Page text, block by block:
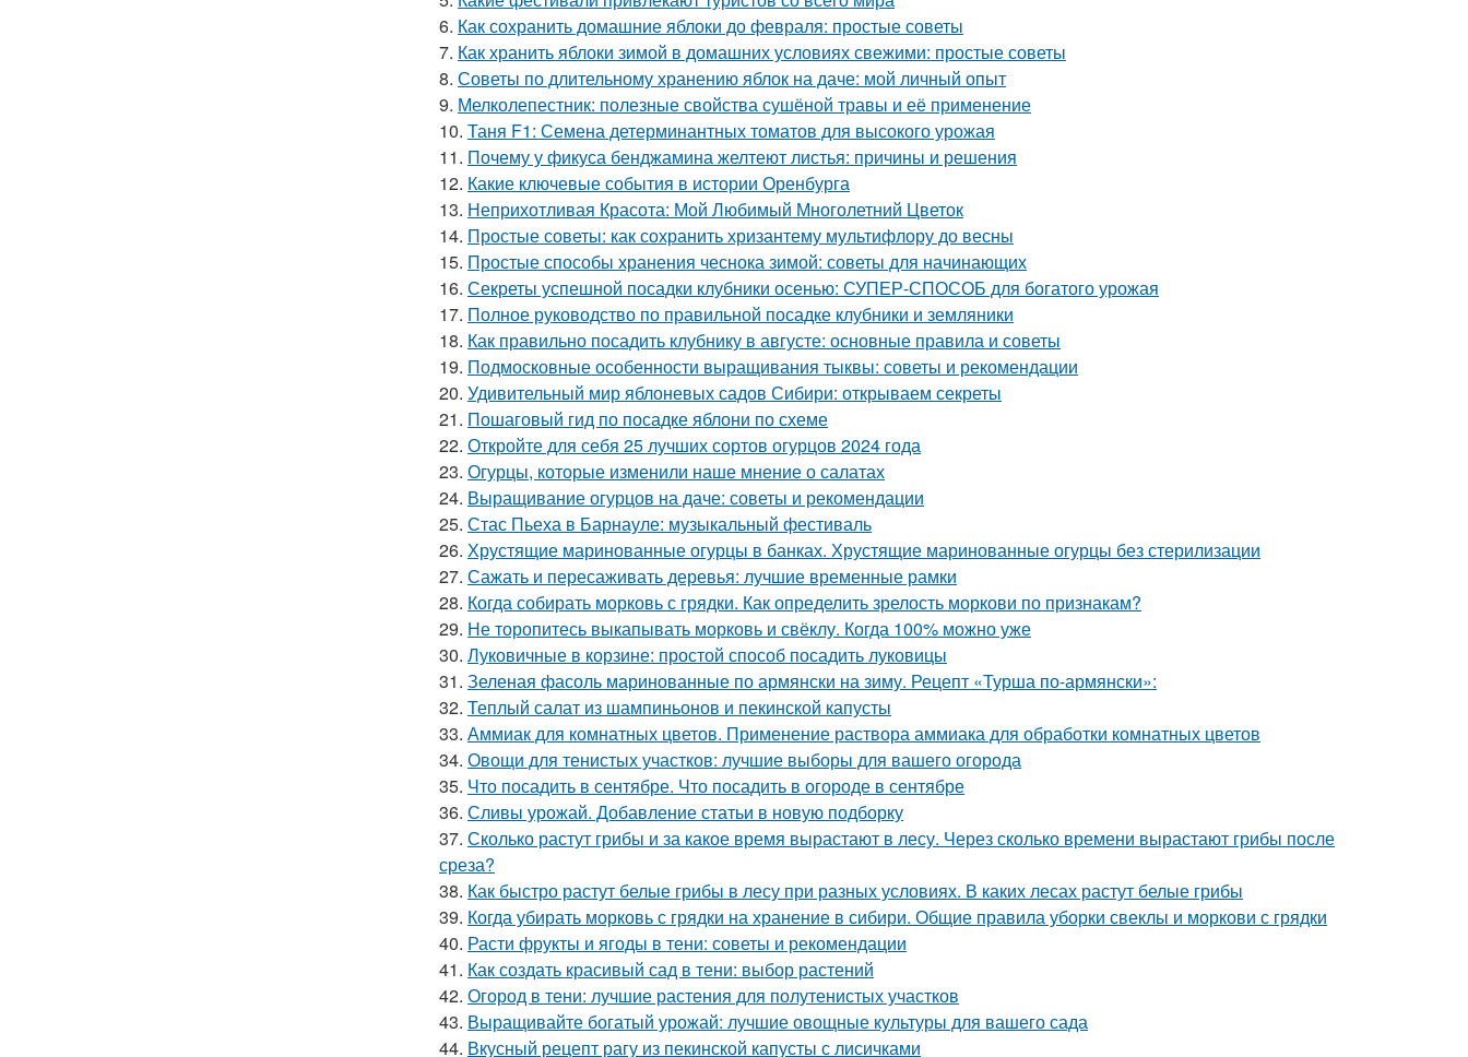
6. Как сохранить домашние яблоки до февраля: простые советы
7. Как хранить яблоки зимой в домашних условиях свежими: простые советы
8. Советы по длительному хранению яблок на даче: мой личный опыт
9. Мелколепестник: полезные свойства сушёной травы и её применение
10. Таня F1: Семена детерминантных томатов для высокого урожая
11. Почему у фикуса бенджамина желтеют листья: причины и решения
12. Какие ключевые события в истории Оренбурга
13. Неприхотливая Красота: Мой Любимый Многолетний Цветок
14. Простые советы: как сохранить хризантему мультифлору до весны
15. Простые способы хранения чеснока зимой: советы для начинающих
16. Секреты успешной посадки клубники осенью: СУПЕР-СПОСОБ для богатого урожая
17. Полное руководство по правильной посадке клубники и земляники
18. Как правильно посадить клубнику в августе: основные правила и советы
19. Подмосковные особенности выращивания тыквы: советы и рекомендации
20. Удивительный мир яблоневых садов Сибири: открываем секреты
21. Пошаговый гид по посадке яблони по схеме
22. Откройте для себя 25 лучших сортов огурцов 2024 года
23. Огурцы, которые изменили наше мнение о салатах
24. Выращивание огурцов на даче: советы и рекомендации
25. Стас Пьеха в Барнауле: музыкальный фестиваль
26. Хрустящие маринованные огурцы в банках. Хрустящие маринованные огурцы без стерилизации
27. Сажать и пересаживать деревья: лучшие временные рамки
28. Когда собирать морковь с грядки. Как определить зрелость моркови по признакам?
29. Не торопитесь выкапывать морковь и свёклу. Когда 100% можно уже
30. Луковичные в корзине: простой способ посадить луковицы
31. Зеленая фасоль маринованные по армянски на зиму. Рецепт «Турша по-армянски»:
32. Теплый салат из шампиньонов и пекинской капусты
33. Аммиак для комнатных цветов. Применение раствора аммиака для обработки комнатных цветов
34. Овощи для тенистых участков: лучшие выборы для вашего огорода
35. Что посадить в сентябре. Что посадить в огороде в сентябре
36. Сливы урожай. Добавление статьи в новую подборку
37. Сколько растут грибы и за какое время вырастают в лесу. Через сколько времени вырастают грибы после
среза?
38. Как быстро растут белые грибы в лесу при разных условиях. В каких лесах растут белые грибы
39. Когда убирать морковь с грядки на хранение в сибири. Общие правила уборки свеклы и моркови с грядки
40. Расти фрукты и ягоды в тени: советы и рекомендации
41. Как создать красивый сад в тени: выбор растений
42. Огород в тени: лучшие растения для полутенистых участков
43. Выращивайте богатый урожай: лучшие овощные культуры для вашего сада
44. Вкусный рецепт рагу из пекинской капусты с лисичками